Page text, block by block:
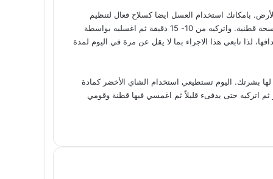
بامكانك استخدام العسل ايضا كسلاح فعال لتنظيم
علامات الحبوب وندوبها. ادهني العسل فوق الندبة بواسطة شاش او ماسحة قطنية. واتركيه من 10- 15 دقيقة ثم اغسليه بواسطة
لذا تابعي هذا الاجراء بما لا يقل عن مرة في اليوم لمدة
لها بشرتك. اليوم تستطيعي استخدام الشاي الأخضر كمادة
ثم اتركيه حتى يدفىء قليلاً ثم اغمسي فيها قطنة وقومي